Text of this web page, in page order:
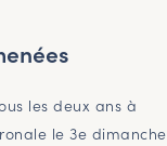
les deux ans à
le 3e dimanche